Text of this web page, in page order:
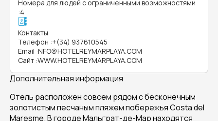
Номера для людей с ограниченными возможностями
:4
Контакты
Телефон :+(34) 937610545
Email :NFO@HOTELREYMARPLAYA.COM
Сайт :WWW.HOTELREYMARPLAYA.COM
Дополнительная информация
Отель расположен совсем рядом с бесконечным
золотистым песчаным пляжем побережья Costa del
Maresme. В городе Мальграт-де-Мар находятся